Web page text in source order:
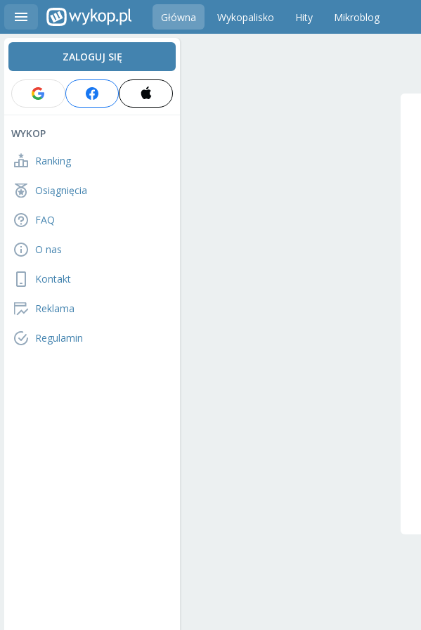
Główna Wykopalisko Hity Mikroblog
ZALOGUJ SIĘ
WYKOP
Ranking
Osiągnięcia
FAQ
O nas
Kontakt
Reklama
Regulamin